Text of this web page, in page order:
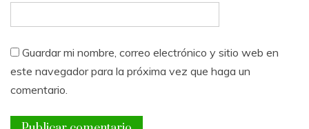
Guardar mi nombre, correo electrónico y sitio web en
este navegador para la próxima vez que haga un
comentario.